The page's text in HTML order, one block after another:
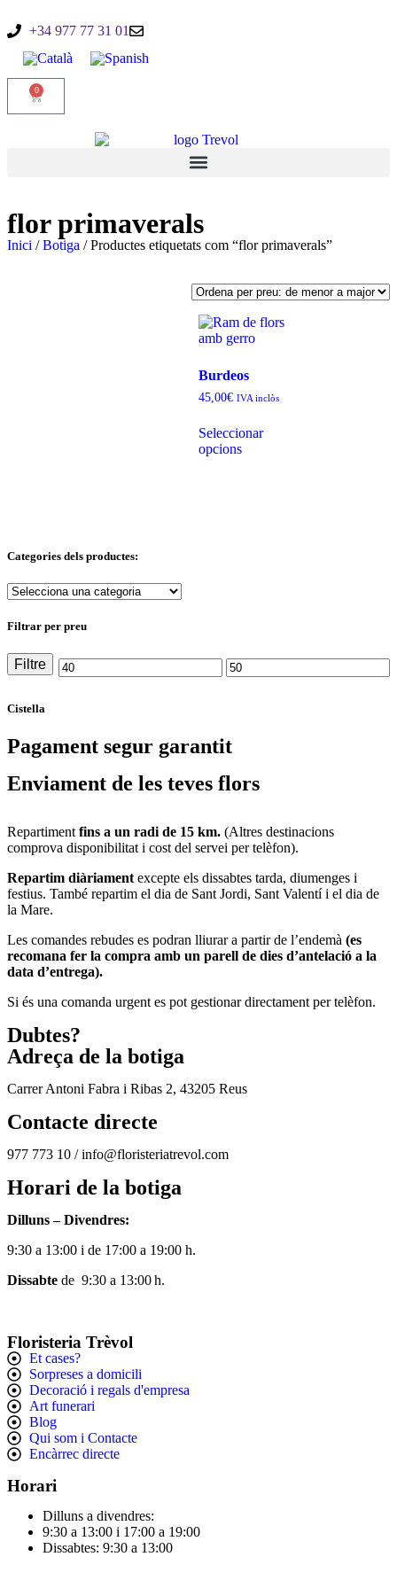
+34 977 77 31 01
0
flor primaverals
Inici /Botiga / Productes etiquetats com “flor primaverals”
Burdeos
45,00€ IVA inclòs
Seleccionar
opcions
Categories dels productes:
Filtrar per preu
Filtre
Cistella
Pagament segur garantit
Enviament de les teves flors
Repartiment fins a un radi de 15 km. (Altres destinacions
comprova disponibilitat i cost del servei per telèfon).
Repartim diàriament excepte els dissabtes tarda, diumenges i
festius. També repartim el dia de Sant Jordi, Sant Valentí i el dia de
la Mare.
Les comandes rebudes es podran lliurar a partir de l’endemà (es
recomana fer la compra amb un parell de dies d’antelació a la
data d’entrega).
Si és una comanda urgent es pot gestionar directament per telèfon.
Dubtes?
Adreça de la botiga
Carrer Antoni Fabra i Ribas 2, 43205 Reus
Contacte directe
977 773 10 / info@floristeriatrevol.com
Horari de la botiga
Dilluns – Divendres:
9:30 a 13:00 i de 17:00 a 19:00 h.
Dissabte de 9:30 a 13:00 h.
Floristeria Trèvol
Et cases?
Sorpreses a domicili
Decoració i regals d'empresa
Art funerari
Blog
Qui som i Contacte
Encàrrec directe
Horari
Dilluns a divendres:
9:30 a 13:00 i 17:00 a 19:00
Dissabtes: 9:30 a 13:00